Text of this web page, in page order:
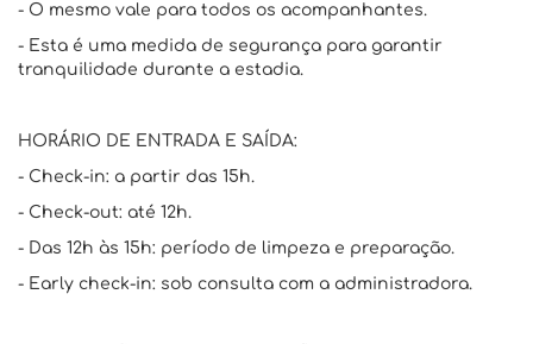
- O mesmo vale para todos os acompanhantes.
- Esta é uma medida de segurança para garantir
tranquilidade durante a estadia.
HORÁRIO DE ENTRADA E SAÍDA:
- Check-in: a partir das 15h.
- Check-out: até 12h.
- Das 12h às 15h: período de limpeza e preparação.
- Early check-in: sob consulta com a administradora.